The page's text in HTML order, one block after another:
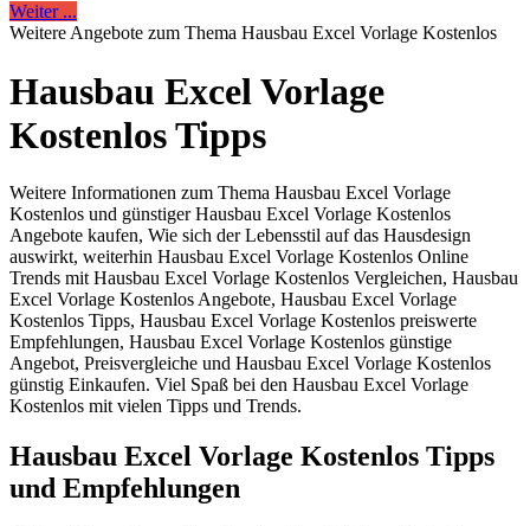
Weiter ...
Weitere Angebote zum Thema Hausbau Excel Vorlage Kostenlos
Hausbau Excel Vorlage
Kostenlos Tipps
Weitere Informationen zum Thema Hausbau Excel Vorlage
Kostenlos und günstiger Hausbau Excel Vorlage Kostenlos
Angebote kaufen, Wie sich der Lebensstil auf das Hausdesign
auswirkt, weiterhin Hausbau Excel Vorlage Kostenlos Online
Trends mit Hausbau Excel Vorlage Kostenlos Vergleichen, Hausbau
Excel Vorlage Kostenlos Angebote, Hausbau Excel Vorlage
Kostenlos Tipps, Hausbau Excel Vorlage Kostenlos preiswerte
Empfehlungen, Hausbau Excel Vorlage Kostenlos günstige
Angebot, Preisvergleiche und Hausbau Excel Vorlage Kostenlos
günstig Einkaufen. Viel Spaß bei den Hausbau Excel Vorlage
Kostenlos mit vielen Tipps und Trends.
Hausbau Excel Vorlage Kostenlos Tipps
und Empfehlungen